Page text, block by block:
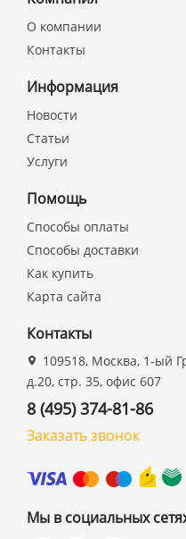
О компании
Контакты
Информация
Новости
Статьи
Услуги
Помощь
Способы оплаты
Способы доставки
Как купить
Карта сайта
Контакты
109518, Москва, 1-ый
д.20, стр. 35, офис 607
8 (495) 374-81-86
Заказать звонок
Мы в социальных